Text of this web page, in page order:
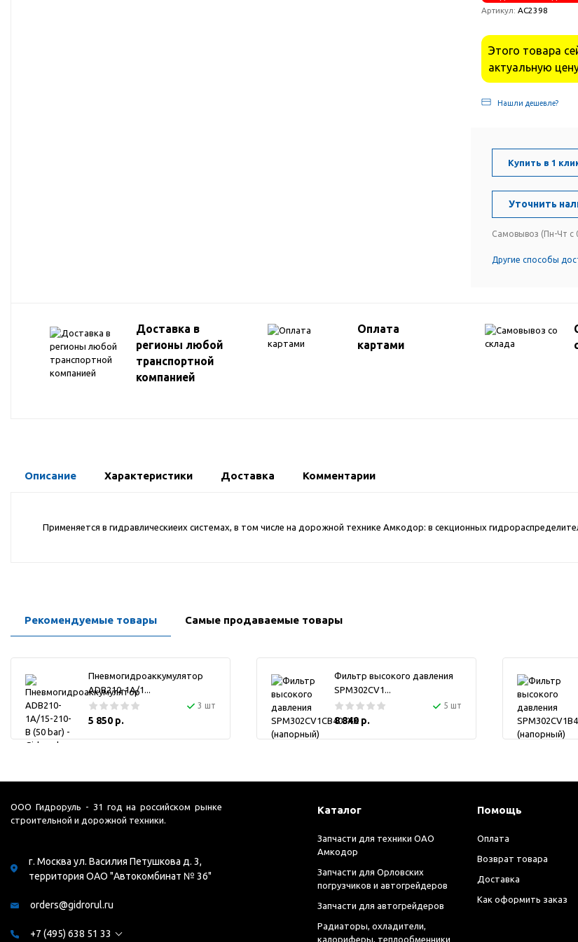
Артикул: АС2398
Этого товара
актуальную
Нашли дешевле?
Уточнить
Купить в 1
Самовывоз (Пн-Чт с
Другие способы
Доставка в
регионы любой
транспортной
компанией
Оплата
картами
Описание Характеристики Доставка Комментарии
Применяется в гидравлическиеих системах, в том числе на дорожной технике Амкодор: в секционных
Рекомендуемые товары Самые продаваемые товары
Пневмогидроаккумулятор
ADB210-1A/1...
3 шт
5 850 р.
Фильтр высокого давления
SPM302CV1...
5 шт
8 840 р.
ООО Гидроруль - 31 год на российском рынке
строительной и дорожной техники.
г. Москва ул. Василия Петушкова д. 3,
территория ОАО "Автокомбинат № 36"
orders@gidrorul.ru
+7 (495) 638 51 33
Каталог
Запчасти для техники ОАО
Амкодор
Запчасти для Орловских
погрузчиков и автогрейдеров
Запчасти для автогрейдеров
Радиаторы, охладители,
калориферы, теплообменники
Помощь
Оплата
Возврат товара
Доставка
Как оформить заказ